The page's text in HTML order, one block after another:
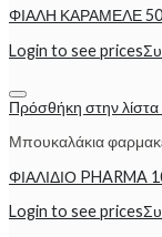
ΦΙΑΛΗ ΚΑΡΑΜΕΛΕ
Login to see prices
Πρόσθήκη στην
Μπουκαλάκια
ΦΙΑΛΙΔΙΟ PHARMA
Login to see prices